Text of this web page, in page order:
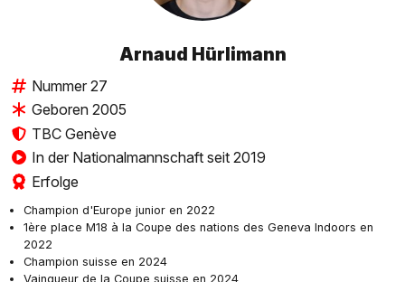
Arnaud Hürlimann
Nummer 27
Geboren 2005
TBC Genève
In der Nationalmannschaft seit 2019
Erfolge
Champion d'Europe junior en 2022
1ère place M18 à la Coupe des nations des Geneva Indoors en
2022
Champion suisse en 2024
Vainqueur de la Coupe suisse en 2024